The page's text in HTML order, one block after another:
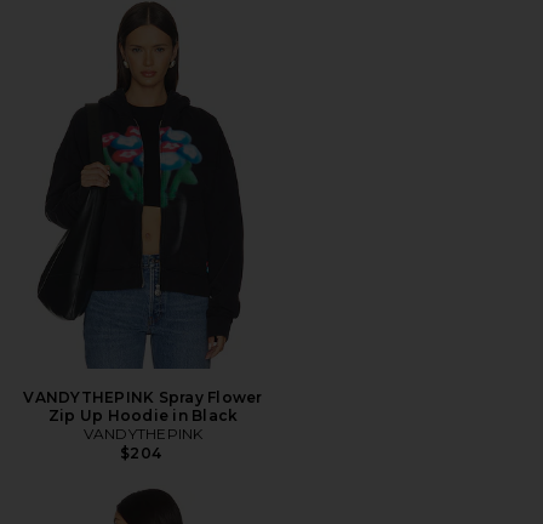
VANDYTHEPINK Spray Flower
Zip Up Hoodie in Black
VANDYTHEPINK
$204